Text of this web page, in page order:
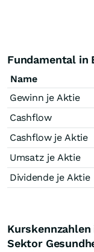
Fundamental in
Name
Gewinn je Aktie
Cashflow
Cashflow je Aktie
Umsatz je Aktie
Dividende je Aktie
Kurskennzahlen
Sektor